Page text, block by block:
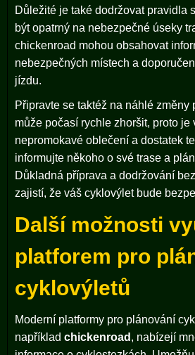
Důležité je také dodržovat pravidla
být opatrný na nebezpečné úseky
chickenroad mohou obsahovat
nebezpečných místech a
jízdu.
Připravte se taktéž na náhlé změny
může počasí rychle zhoršit, proto je
nepromokavé oblečení a dostatek
informujte někoho o své trase a
Důkladná příprava a dodržování
zajistí, že váš cyklovýlet bude
Další možnosti
platforem pro
cyklovýletů
Moderní platformy pro plánování
například chickenroad , nabízejí